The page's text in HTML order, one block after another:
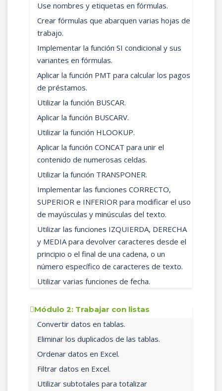
Use nombres y etiquetas en fórmulas.
Crear fórmulas que abarquen varias hojas de
trabajo.
Implementar la función SI condicional y sus
variantes en fórmulas.
Aplicar la función PMT para calcular los pagos
de préstamos.
Utilizar la función BUSCAR.
Aplicar la función BUSCARV.
Utilizar la función HLOOKUP.
Aplicar la función CONCAT para unir el
contenido de numerosas celdas.
Utilizar la función TRANSPONER.
Implementar las funciones CORRECTO,
SUPERIOR e INFERIOR para modificar el uso
de mayúsculas y minúsculas del texto.
Utilizar las funciones IZQUIERDA, DERECHA
y MEDIA para devolver caracteres desde el
principio o el final de una cadena, o un
número específico de caracteres de texto.
Utilizar varias funciones de fecha.
Módulo 2: Trabajar con listas
Convertir datos en tablas.
Eliminar los duplicados de las tablas.
Ordenar datos en Excel.
Filtrar datos en Excel.
Utilizar subtotales para totalizar